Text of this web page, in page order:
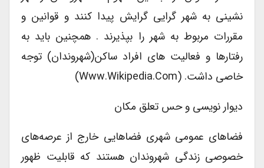
نشینی به شهر گرایی گرایش پیدا کنند و قوانین و
مقررات مربوط به شهر را بپذیرند . همچنین باید به
رفتارها و فعالیت های افراد ساکن(شهروندان) توجه
خاصی داشت. (www.wikipedia.com)
دیوار نویسی و حس تعلق مکان
فضاهای عمومی شهری فضاهایی خارج از عرصه‌های
خصوصی زندگی شهروندان هستند که قابلیت ظهور